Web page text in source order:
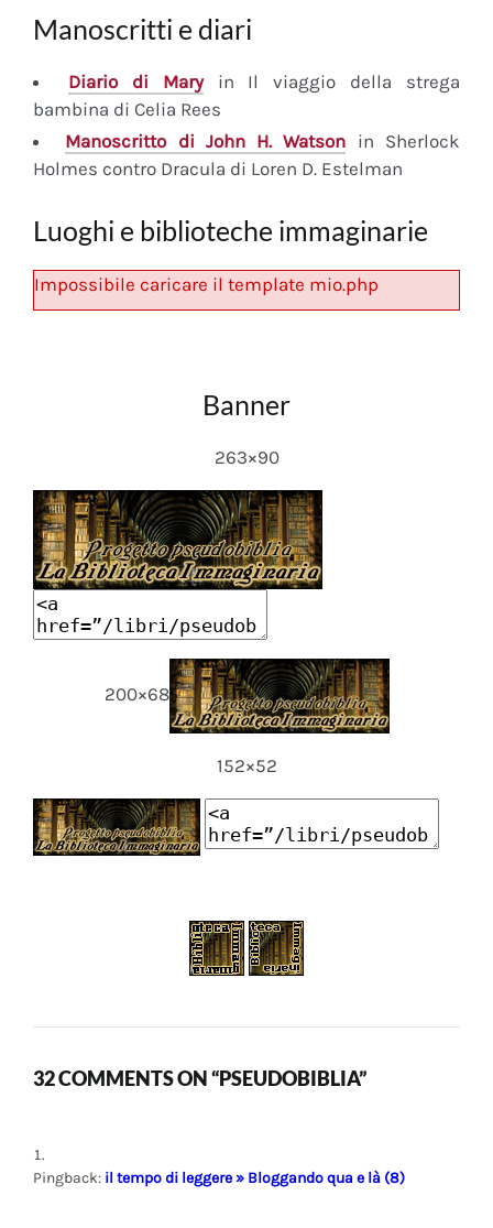
Manoscritti e diari
Diariodi Maryin Il viaggio della strega
bambina di Celia Rees
Manoscritto di John H. Watson in Sherlock
Holmes contro Dracula di Loren D. Estelman
Luoghi e biblioteche immaginarie
Impossibile caricare il template mio.php
Banner
263×90
200×68
152×52
32 COMMENTS ON “PSEUDOBIBLIA”
Pingback: il tempo di leggere » Bloggando qua e là (8)